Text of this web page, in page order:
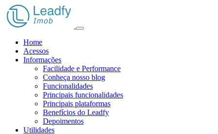
Home
Acessos
Informações
Facilidade e Performance
Conheça nosso blog
Funcionalidades
Principais funcionalidades
Principais plataformas
Benefícios do Leadfy
Depoimentos
Utilidades